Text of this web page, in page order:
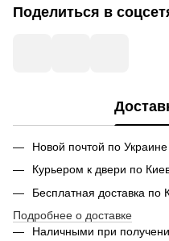
Поделиться в
Новой почтой по
Курьером к двери по
Бесплатная доставка по
Подробнее о доставке
Наличными при